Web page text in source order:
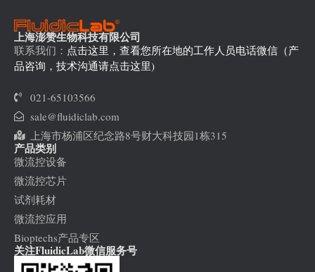
上海澎赞生物科技有限公司
联系我们： 点击这里，查看您所在地的工作人员电话微信（产
品咨询，技术沟通请点击这里)
021-65103566
sale@fluidiclab.com
上海市杨浦区纪念路8号财大科技园1栋315
产品类别
微流控设备
微流控芯片
试剂耗材
微流控应用
Bioptechs产品专区
关注FluidicLab微信服务号